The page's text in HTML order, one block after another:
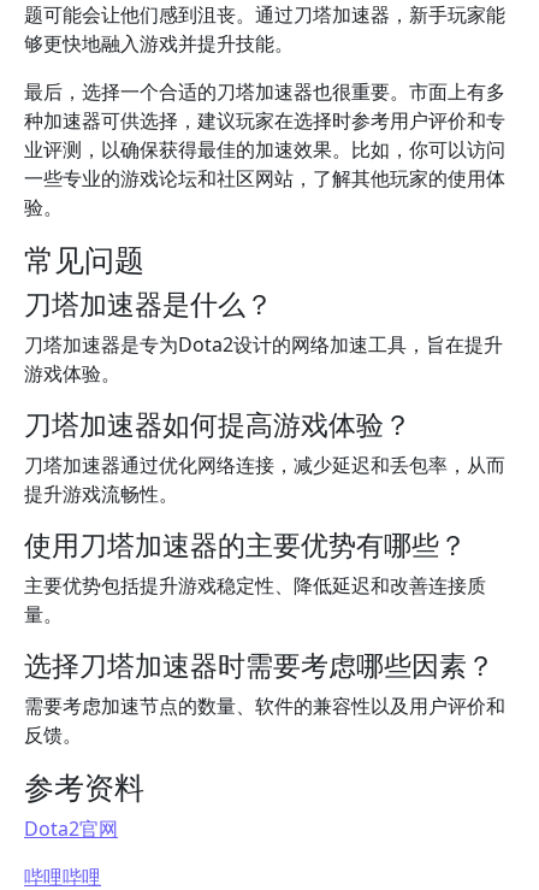
题可能会让他们感到沮丧。通过刀塔加速器，新手玩家能
够更快地融入游戏并提升技能。
最后，选择一个合适的刀塔加速器也很重要。市面上有多
种加速器可供选择，建议玩家在选择时参考用户评价和专
业评测，以确保获得最佳的加速效果。比如，你可以访问
一些专业的游戏论坛和社区网站，了解其他玩家的使用体
验。
常见问题
刀塔加速器是什么？
刀塔加速器是专为Dota2设计的网络加速工具，旨在提升
游戏体验。
刀塔加速器如何提高游戏体验？
刀塔加速器通过优化网络连接，减少延迟和丢包率，从而
提升游戏流畅性。
使用刀塔加速器的主要优势有哪些？
主要优势包括提升游戏稳定性、降低延迟和改善连接质
量。
选择刀塔加速器时需要考虑哪些因素？
需要考虑加速节点的数量、软件的兼容性以及用户评价和
反馈。
参考资料
Dota2官网
哔哩哔哩